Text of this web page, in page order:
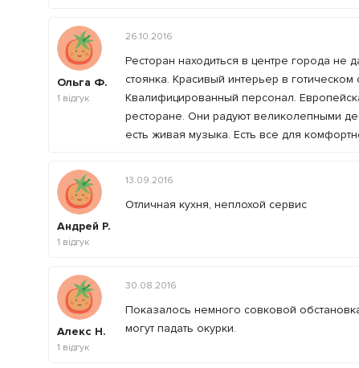
Ольга Ф.
1 відгук
26.10.2016
Ресторан находиться в центре города
стоянка. Красивый интерьер в
Квалифицированный персонал.
ресторане. Они радуют великолепными
есть живая музыка. Есть все для
Андрей Р.
1 відгук
13.09.2016
Отличная кухня, неплохой сервис
Алекс Н.
1 відгук
30.08.2016
Показалось немного совковой
могут падать окурки.